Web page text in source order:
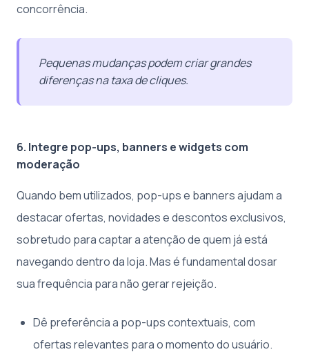
concorrência.
Pequenas mudanças podem criar grandes
diferenças na taxa de cliques.
6. Integre pop-ups, banners e widgets com
moderação
Quando bem utilizados, pop-ups e banners ajudam a
destacar ofertas, novidades e descontos exclusivos,
sobretudo para captar a atenção de quem já está
navegando dentro da loja. Mas é fundamental dosar
sua frequência para não gerar rejeição.
Dê preferência a pop-ups contextuais, com
ofertas relevantes para o momento do usuário.